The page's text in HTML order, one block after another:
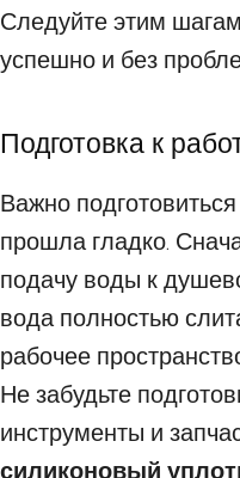
Следуйте этим
успешно и без
Подготовка к
Важно
прошла гладко.
подачу воды к
вода полностью
рабочее
Не забудьте
инструменты и
силиконовый